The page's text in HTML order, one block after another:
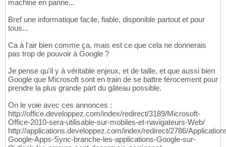
machine en panne...
Bref une informatique facile, fiable, disponible partout et pour
tous...
Ca à l'air bien comme ça, mais est ce que cela ne donnerais
pas trop de pouvoir à Google ?
Je pense qu'il y à véritable enjeux, et de taille, et que aussi bien
Google que Microsoft sont en train de se battre férocement pour
prendre la plus grande part du gâteau possible.
On le voie avec ces annonces :
http://office.developpez.com/index/redirect/3189/Microsoft-
Office-2010-sera-utilisable-sur-mobiles-et-navigateurs-Web/
http://applications.developpez.com/index/redirect/2786/
Google-Apps-Sync-branche-les-applications-Google-sur-